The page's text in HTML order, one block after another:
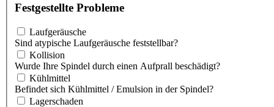
Festgestellte Probleme
Laufgeräusche
Sind atypische Laufgeräusche feststellbar?
Kollision
Wurde Ihre Spindel durch einen Aufprall beschädigt?
Kühlmittel
Befindet sich Kühlmittel / Emulsion in der Spindel?
Lagerschaden